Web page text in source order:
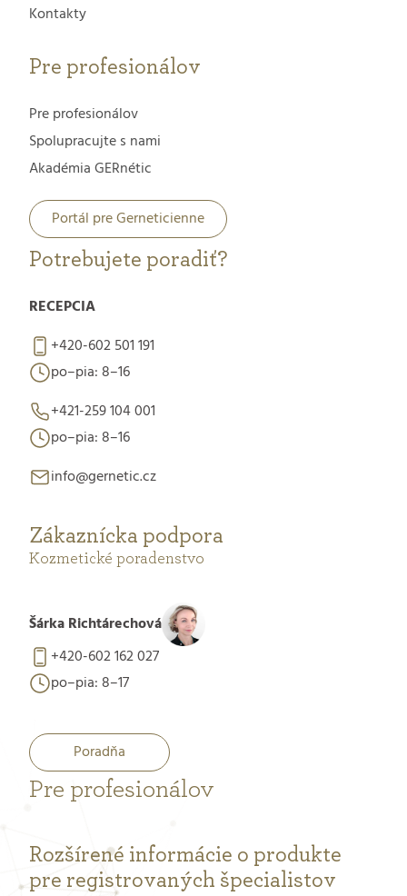
Kontakty
Pre profesionálov
Pre profesionálov
Spolupracujte s nami
Akadémia GERnétic
Portál pre Gerneticienne
Potrebujete poradiť?
RECEPCIA
+420-602 501 191
po–pia: 8–16
+421-259 104 001
po–pia: 8–16
info@gernetic.cz
Zákaznícka podpora
Kozmetické poradenstvo
Šárka Richtárechová
+420-602 162 027
po–pia: 8–17
Poradňa
Pre profesionálov
Rozšírené informácie o produkte
pre registrovaných špecialistov